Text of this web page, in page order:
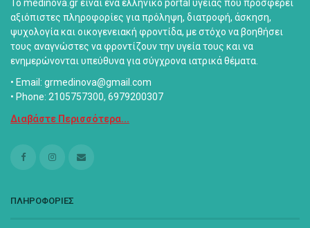
Το medinova.gr είναι ένα ελληνικό portal υγείας που προσφέρει
αξιόπιστες πληροφορίες για πρόληψη, διατροφή, άσκηση,
ψυχολογία και οικογενειακή φροντίδα, με στόχο να βοηθήσει
τους αναγνώστες να φροντίζουν την υγεία τους και να
ενημερώνονται υπεύθυνα για σύγχρονα ιατρικά θέματα.
• Email: grmedinova@gmail.com
• Phone: 2105757300, 6979200307
Διαβάστε Περισσότερα...
ΠΛΗΡΟΦΟΡΙΕΣ